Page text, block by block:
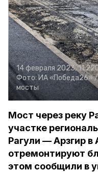
14 февраля 2023, 11:22
Фото:ИА «Победа26» /
мосты
Мост через реку
участке
Рагули — Арзгир в
отремонтируют
этом сообщили в